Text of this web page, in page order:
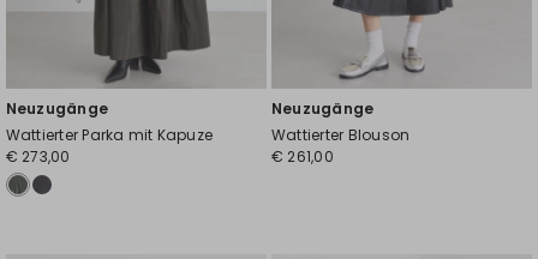
Neuzugänge
Wattierter Parka mit Kapuze
€ 273,00
Neuzugänge
Wattierter Blouson
€ 261,00